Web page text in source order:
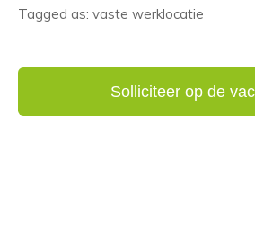
Tagged as: vaste werklocatie